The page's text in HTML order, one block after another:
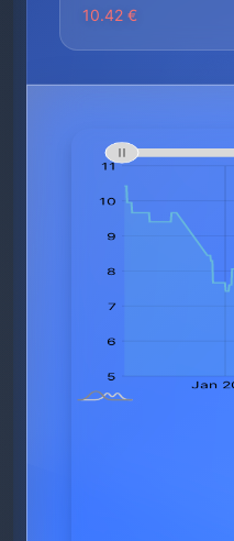
10.42 €